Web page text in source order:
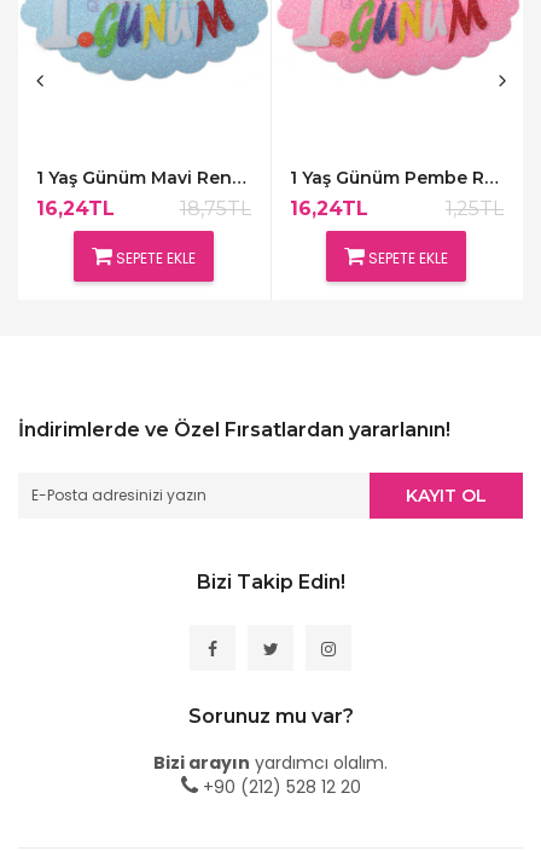
1 Yaş Günüm Mavi Renk Kapı Süsü,48x30cm
16,24TL 18,75TL
SEPETE EKLE
1 Yaş Günüm Pembe Renk Kapı Süsü,48x30cm
16,24TL 1,25TL
SEPETE EKLE
İndirimlerde ve Özel Fırsatlardan yararlanın!
KAYIT OL
Bizi Takip Edin!
Sorunuz mu var?
Bizi arayın yardımcı olalım.
+90 (212) 528 12 20